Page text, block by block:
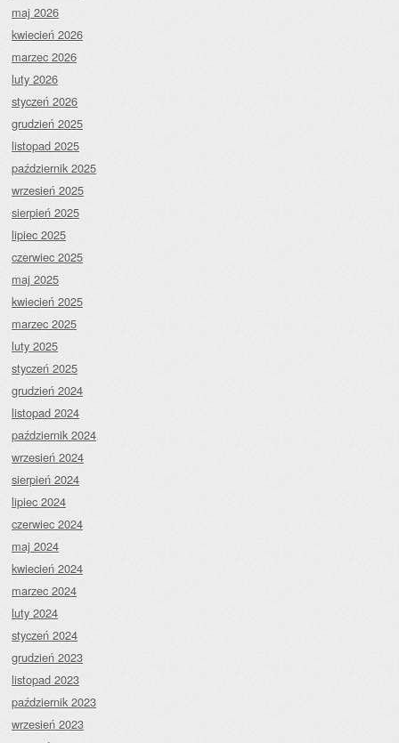
maj 2026
kwiecień 2026
marzec 2026
luty 2026
styczeń 2026
grudzień 2025
listopad 2025
październik 2025
wrzesień 2025
sierpień 2025
lipiec 2025
czerwiec 2025
maj 2025
kwiecień 2025
marzec 2025
luty 2025
styczeń 2025
grudzień 2024
listopad 2024
październik 2024
wrzesień 2024
sierpień 2024
lipiec 2024
czerwiec 2024
maj 2024
kwiecień 2024
marzec 2024
luty 2024
styczeń 2024
grudzień 2023
listopad 2023
październik 2023
wrzesień 2023